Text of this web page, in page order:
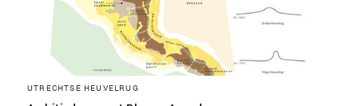
UTRECHTSE HEUVELRUG